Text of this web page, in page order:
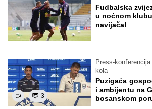
Fudbalska
u noćnom
navijača!
3
Press-
kola
Puzigaća
i ambijentu na
bosanskom